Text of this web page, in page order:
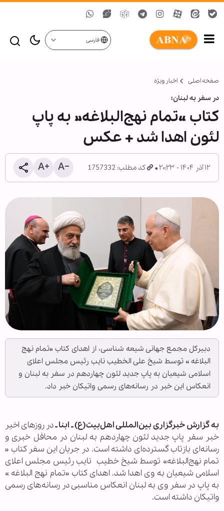
فارسی
صفحه اصلی اخبار ویژه
در سفر به لبنان؛
کتاب «تمام نهج‌البلاغه» به پاپ
لئون اهدا شد + عکس
۱۲ آذر ۱۴۰۴ - ۲۰:۲۳ کد مطلب: 1757332
دبیرکل مجمع جهانی شیعه شناسی، از اهدای کتاب «تمام نهج
البلاغه » توسط شیخ علی الخطیب نایب رئیس مجلس اعلای
اسلامی شیعیان به پاپ جدید لئون چهاردهم در سفر به لبنان و
انعکاس این خبر در رسانه‌های رسمی واتیکان خبر داد.
به گزارش خبرگزاری بین‌المللی اهل‌بیت(ع) ـ ابنا ـدر روزهای اخیر
خبر سفر پاپ جدید لئون چهاردهم به لبنان در محافل خبری و
رسانه‌ای بازتاب گسترده‌ای داشته است. در جریان این سفر کتاب «
تمام نهج‌البلاغه» توسط شیخ خطیب نایب رئیس مجلس اعلای
اسلامی شیعیان به وی اهدا شد. اهدای کتاب «تمام نهج البلاغه »
به پاپ در سفر وی به لبنان انعکاس مناسبی در رسانه‌های رسمی
واتیکان داشته است.